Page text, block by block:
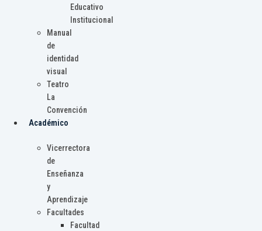
Educativo
Institucional
Manual
de
identidad
visual
Teatro
La
Convención
Académico
Vicerrectora
de
Enseñanza
y
Aprendizaje
Facultades
Facultad